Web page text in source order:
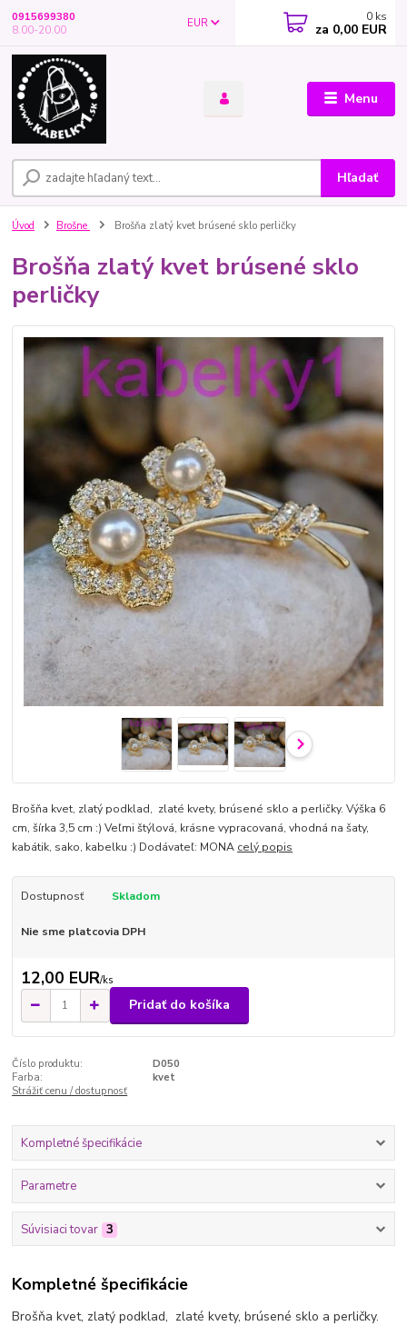
Menu
EUR
Hľadať
0915699380
8.00-20.00
0 ks
za 0,00 EUR
Úvod Brošne Brošňa zlatý kvet brúsené sklo perličky
Brošňa zlatý kvet brúsené sklo
perličky
Brošňa kvet, zlatý podklad, zlaté kvety, brúsené sklo a perličky. Výška 6
cm, šírka 3,5 cm :) Veľmi štýlová, krásne vypracovaná, vhodná na šaty,
kabátik, sako, kabelku :) Dodávateľ: MONA celý popis
Dostupnosť Skladom
Nie sme platcovia DPH
12,00 EUR/ks
Pridať do košíka
Číslo produktu:
D050
Farba:
kvet
Strážiť cenu / dostupnosť
Kompletné špecifikácie
Parametre
Súvisiaci tovar 3
Kompletné špecifikácie
Brošňa kvet, zlatý podklad, zlaté kvety, brúsené sklo a perličky.